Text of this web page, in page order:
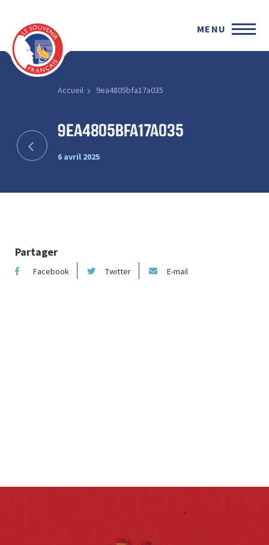
MENU
Accueil 9ea4805bfa17a035
9ea4805bfa17a035
6 avril 2025
Partager
Facebook Twitter E-mail